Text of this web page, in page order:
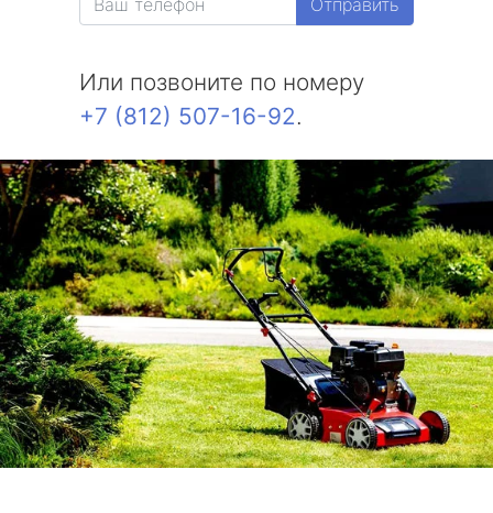
Отправить
Или позвоните по номеру
+7 (812) 507-16-92.